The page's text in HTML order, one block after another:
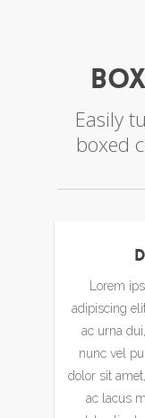
Easily
boxed
Lorem
adipiscing
ac urna
nunc vel
dolor sit
ac lacus